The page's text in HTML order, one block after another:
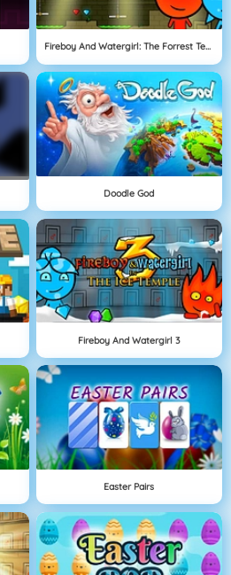
Fireboy And Watergirl: The Forrest Temple
Doodle God
Fireboy And Watergirl 3
Easter Pairs